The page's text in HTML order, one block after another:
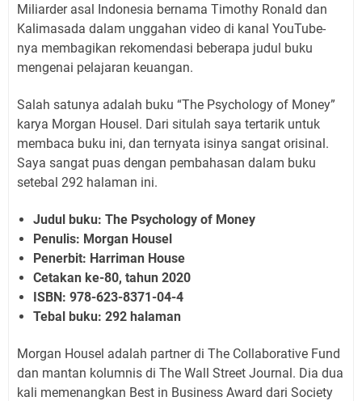
Miliarder asal Indonesia bernama Timothy Ronald dan
Kalimasada dalam unggahan video di kanal YouTube-
nya membagikan rekomendasi beberapa judul buku
mengenai pelajaran keuangan.
Salah satunya adalah buku “The Psychology of Money”
karya Morgan Housel. Dari situlah saya tertarik untuk
membaca buku ini, dan ternyata isinya sangat orisinal.
Saya sangat puas dengan pembahasan dalam buku
setebal 292 halaman ini.
Judul buku: The Psychology of Money
Penulis: Morgan Housel
Penerbit: Harriman House
Cetakan ke-80, tahun 2020
ISBN: 978-623-8371-04-4
Tebal buku: 292 halaman
Morgan Housel adalah partner di The Collaborative Fund
dan mantan kolumnis di The Wall Street Journal. Dia dua
kali memenangkan Best in Business Award dari Society